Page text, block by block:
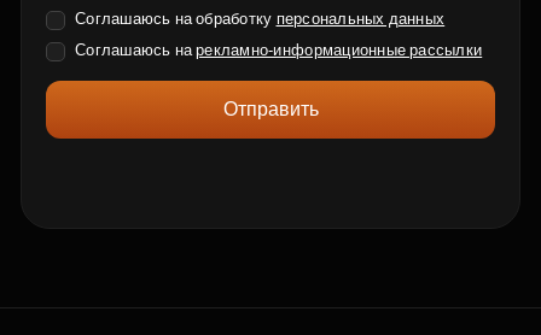
Соглашаюсь на обработку персональных данных
Соглашаюсь нарекламно-информационные рассылки
Отправить